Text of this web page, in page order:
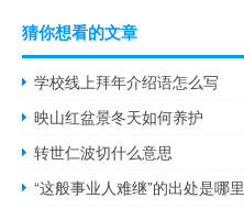
猜你想看的文章
学校线上拜年介绍语怎么写
映山红盆景冬天如何养护
转世仁波切什么意思
“这般事业人难继”的出处是哪里